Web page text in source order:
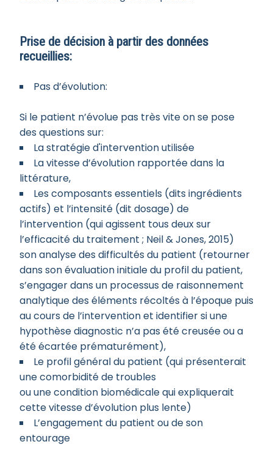
Prise de décision à partir des données
recueillies:
Pas d’évolution:
Si le patient n’évolue pas très vite on se pose
des questions sur:
La stratégie d'intervention utilisée
La vitesse d’évolution rapportée dans la
littérature,
Les composants essentiels (dits ingrédients
actifs) et l’intensité (dit dosage) de
l’intervention (qui agissent tous deux sur
l’efficacité du traitement ; Neil & Jones, 2015)
son analyse des difficultés du patient (retourner
dans son évaluation initiale du profil du patient,
s’engager dans un processus de raisonnement
analytique des éléments récoltés à l’époque puis
au cours de l’intervention et identifier si une
hypothèse diagnostic n’a pas été creusée ou a
été écartée prématurément),
Le profil général du patient (qui présenterait
une comorbidité de troubles
ou une condition biomédicale qui expliquerait
cette vitesse d’évolution plus lente)
L’engagement du patient ou de son
entourage